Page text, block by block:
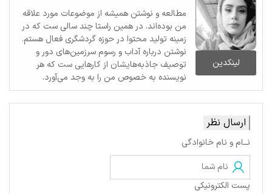
لینکدین
مطالعه و نوشتن همیشه از موضوعات مورد علاقه
من بوده‌اند. در همین راستا چند سالی ست که در
زمینه تولید محتوا در حوزه گردشگری فعال هستم.
نوشتن درباره آداب و رسوم سرزمین‌های دور و
توصیف جاذبه‌هایشان از کارهایی ست که هر
نویسنده به خصوص من را به وجد می‌آورد.
ارسال نظر
نــام و نام خانوادگی
پست الکترونیکی